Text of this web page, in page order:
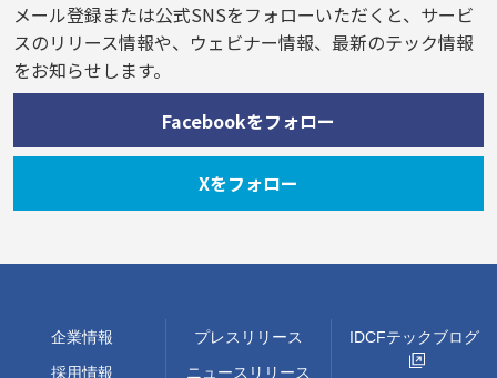
メール登録または公式SNSをフォローいただくと、サービ
スのリリース情報や、ウェビナー情報、最新のテック情報
をお知らせします。
Facebookをフォロー
Xをフォロー
企業情報
採用情報
プレスリリース
ニュースリリース
IDCFテックブログ